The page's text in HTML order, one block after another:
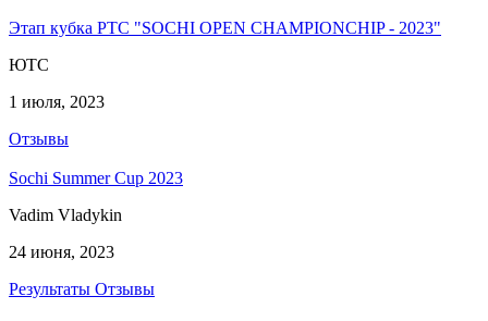
Этап кубка РТС "SOCHI OPEN CHAMPIONCHIP - 2023"
ЮТС
1 июля, 2023
Отзывы
Sochi Summer Cup 2023
Vadim Vladykin
24 июня, 2023
Результаты Отзывы